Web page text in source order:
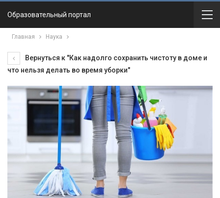
Образовательный портал
Главная Наука
Вернуться к "Как надолго сохранить чистоту в доме и
что нельзя делать во время уборки"